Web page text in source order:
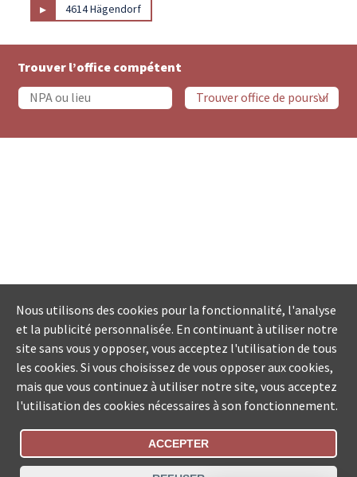
▸ 4614 Hägendorf
Trouver l’office compétent
Statut De La Commande
Nous utilisons des cookies pour la fonctionnalité, l'analyse
et la publicité personnalisée. En continuant à utiliser notre
site sans vous y opposer, vous acceptez l'utilisation de tous
les cookies. Si vous choisissez de vous opposer aux cookies,
mais que vous continuez à utiliser notre site, vous acceptez
l'utilisation des cookies nécessaires à son fonctionnement.
ACCEPTER